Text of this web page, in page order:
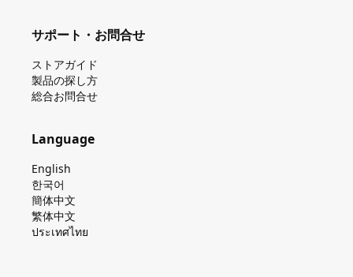
サポート・お問合せ
ストアガイド
製品の探し⽅
総合お問合せ
Language
English
한국어
簡体中文
繁体中文
ประเทศไทย